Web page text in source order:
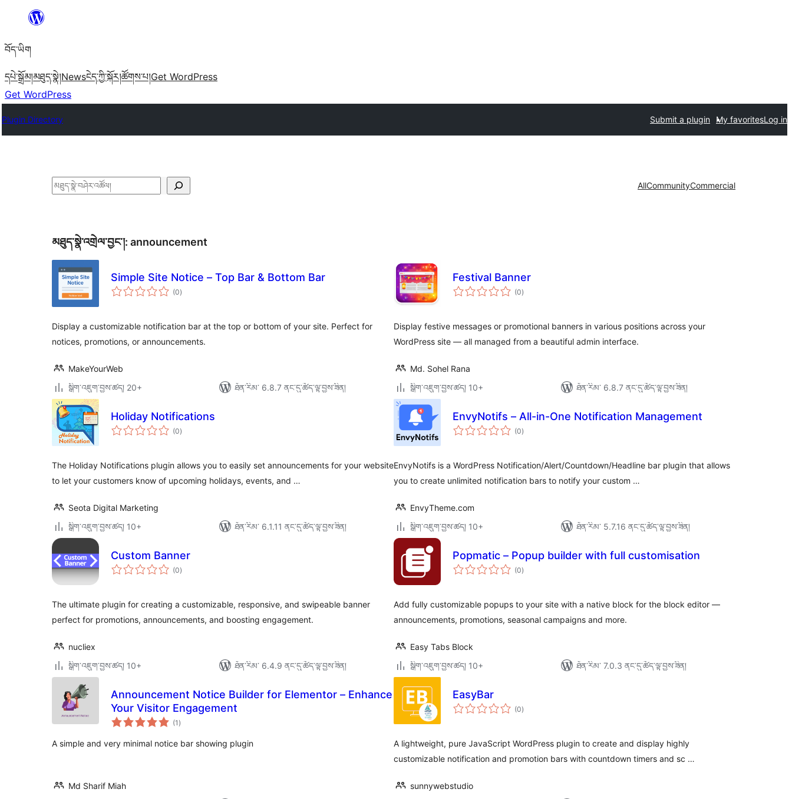
content
བོད་ཡིག
དཔེ་སྒྲོམ།མཐུད་སྣེ།Newsངེད་ཀྱི་སྐོར།ཚོགས་པ།Get WordPress
Get WordPress
Plugin Directory Submit a plugin My favoritesLog in
བཤེར་
AllCommunityCommercial
མཐུད་སྣེ་འགྲེལ་བྱང་།: announcement
Simple Site Notice – Top Bar & Bottom Bar
(0གདེང་
འཇོག་
)
Display a customizable notification bar at the top or bottom of your site. Perfect for
notices, promotions, or announcements.
MakeYourWeb
སྒྲིག་འཇུག་བྱས་ཚད། 20+
ཐོན་རིམ་ 6.8.7 ནང་དུ་ཚོད་ལྟ་བྱས་ཟིན།
Festival Banner
(0གདེང་
འཇོག་
)
Display festive messages or promotional banners in various positions across your
WordPress site — all managed from a beautiful admin interface.
Md. Sohel Rana
སྒྲིག་འཇུག་བྱས་ཚད། 10+
ཐོན་རིམ་ 6.8.7 ནང་དུ་ཚོད་ལྟ་བྱས་ཟིན།
Holiday Notifications
(0གདེང་
འཇོག་
)
The Holiday Notifications plugin allows you to easily set announcements for your website
to let your customers know of upcoming holidays, events, and …
Seota Digital Marketing
སྒྲིག་འཇུག་བྱས་ཚད། 10+
ཐོན་རིམ་ 6.1.11 ནང་དུ་ཚོད་ལྟ་བྱས་ཟིན།
EnvyNotifs – All-in-One Notification Management
(0གདེང་
འཇོག་
)
EnvyNotifs is a WordPress Notification/Alert/Countdown/Headline bar plugin that allows
you to create unlimited notification bars to notify your custom …
EnvyTheme.com
སྒྲིག་འཇུག་བྱས་ཚད། 10+
ཐོན་རིམ་ 5.7.16 ནང་དུ་ཚོད་ལྟ་བྱས་ཟིན།
Custom Banner
(0གདེང་
འཇོག་
)
The ultimate plugin for creating a customizable, responsive, and swipeable banner
perfect for promotions, announcements, and boosting engagement.
nucliex
སྒྲིག་འཇུག་བྱས་ཚད། 10+
ཐོན་རིམ་ 6.4.9 ནང་དུ་ཚོད་ལྟ་བྱས་ཟིན།
Popmatic – Popup builder with full customisation
(0གདེང་
འཇོག་
)
Add fully customizable popups to your site with a native block for the block editor —
announcements, promotions, seasonal campaigns and more.
Easy Tabs Block
སྒྲིག་འཇུག་བྱས་ཚད། 10+
ཐོན་རིམ་ 7.0.3 ནང་དུ་ཚོད་ལྟ་བྱས་ཟིན།
Announcement Notice Builder for Elementor – Enhance
Your Visitor Engagement
(1 གདེང་
འཇོག་
ཚང་།
)
A simple and very minimal notice bar showing plugin
Md Sharif Miah
EasyBar
(0གདེང་
འཇོག་
)
A lightweight, pure JavaScript WordPress plugin to create and display highly
customizable notification and promotion bars with countdown timers and sc …
sunnywebstudio